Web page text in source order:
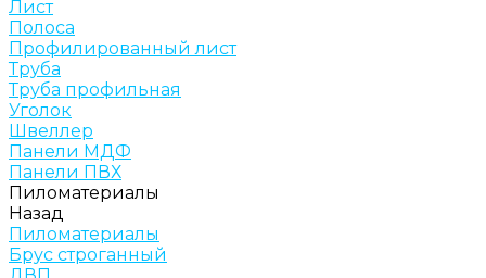
Лист
Полоса
Профилированный лист
Труба
Труба профильная
Уголок
Швеллер
Панели МДФ
Панели ПВХ
Пиломатериалы
Назад
Пиломатериалы
Брус строганный